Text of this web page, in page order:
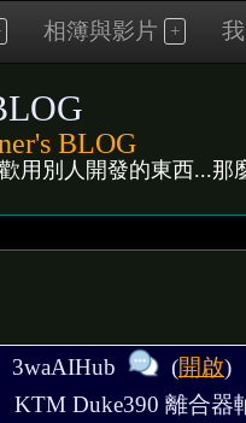
相簿與影片
BLOG
用別人開發的東西...那
3waAIHub (開啟)
KTM Duke390 離合器